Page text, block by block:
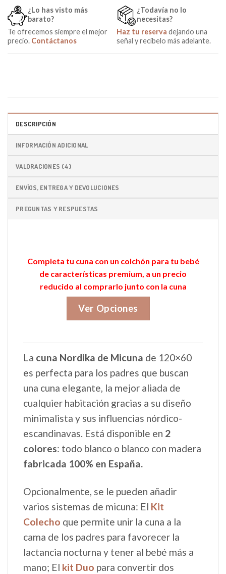
¿Lo has visto más
barato?
Te ofrecemos siempre el mejor
precio. Contáctanos
¿Todavía no lo
necesitas?
Haz tu reserva dejando una
señal y recíbelo más adelante.
DESCRIPCIÓN
INFORMACIÓN ADICIONAL
VALORACIONES (4)
ENVÍOS, ENTREGA Y DEVOLUCIONES
PREGUNTAS Y RESPUESTAS
Completa tu cuna con un colchón para tu bebé
de características premium, a un precio
reducido al comprarlo junto con la cuna
Ver Opciones
La cuna Nordika de Micuna de 120×60
es perfecta para los padres que buscan
una cuna elegante, la mejor aliada de
cualquier habitación gracias a su diseño
minimalista y sus influencias nórdico-
escandinavas. Está disponible en 2
colores: todo blanco o blanco con madera
fabricada 100% en España.
Opcionalmente, se le pueden añadir
varios sistemas de micuna: El Kit
Colecho que permite unir la cuna a la
cama de los padres para favorecer la
lactancia nocturna y tener al bebé más a
mano; El kit Duo para convertir dos